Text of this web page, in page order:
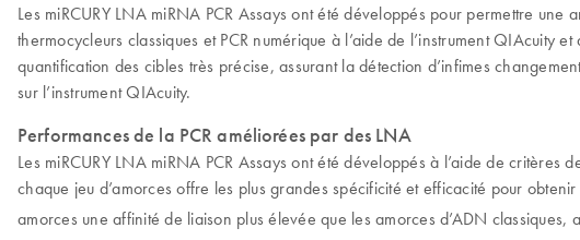
Les miRCURY LNA miRNA PCR Assays ont été développés pour permettre
thermocycleurs classiques et PCR numérique à l’aide de l’instrument QIAcuity
quantification des cibles très précise, assurant la détection d’infimes
sur l’instrument QIAcuity.
Performances de la PCR améliorées par des LNA
Les miRCURY LNA miRNA PCR Assays ont été développés à l’aide de
chaque jeu d’amorces offre les plus grandes spécificité et efficacité pour
amorces une affinité de liaison plus élevée que les amorces d’ADN